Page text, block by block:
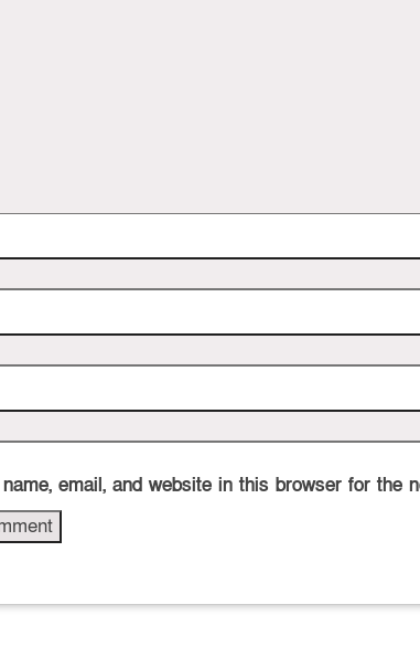
email, and website in this browser for the